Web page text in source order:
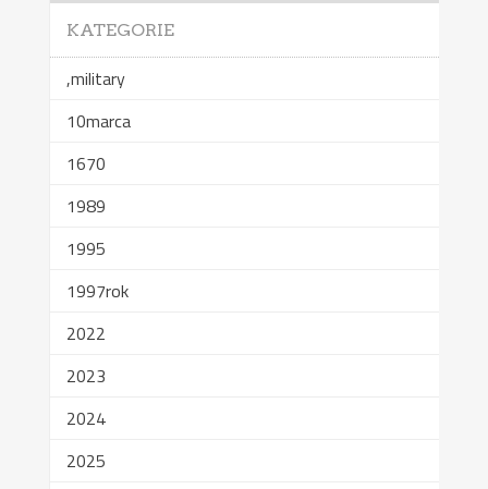
KATEGORIE
,military
10marca
1670
1989
1995
1997rok
2022
2023
2024
2025